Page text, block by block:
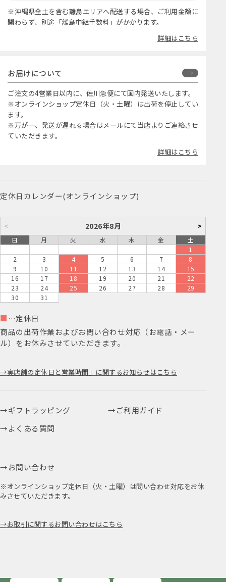
※沖縄県全土を含む離島エリアへ配送する場合、ご利用金額に
関わらず、別途「離島中継手数料」がかかります。
詳細はこちら
お届けについて
ご注文の4営業日以内に、佐川急便にて国内発送いたします。
※オンラインショップ定休日（火・土曜）は出荷を停止してい
ます。
※万が一、発送が遅れる場合はメールにて当店よりご連絡させ
ていただきます。
詳細はこちら
定休日カレンダー(オンラインショップ)
< 2026年8月 >
日 月 火 水 木 金
土
1
2
3 4 5 6 7
8
9
10 11 12 13 14
15
16
17 18 19 20 21
22
23
24 25 26 27 28
29
30
31
■ …定休日
商品の出荷作業およびお問い合わせ対応（お電話・メー
ル）をお休みさせていただきます。
実店舗の定休日と営業時間」に関するお知らせはこちら
ギフトラッピング
ご利用ガイド
よくある質問
お問い合わせ
※オンラインショップ定休日（火・土曜）は問い合わせ対応をお休
みさせていただきます。
お取引に関するお問い合わせはこちら